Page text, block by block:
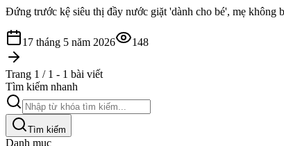
Đứng trước kệ siêu thị đầy nước giặt 'dành cho bé', mẹ không
17 tháng 5 năm 2026 148
Trang 1 / 1 - 1 bài viết
Tìm kiếm nhanh
Tìm kiếm
Danh mục